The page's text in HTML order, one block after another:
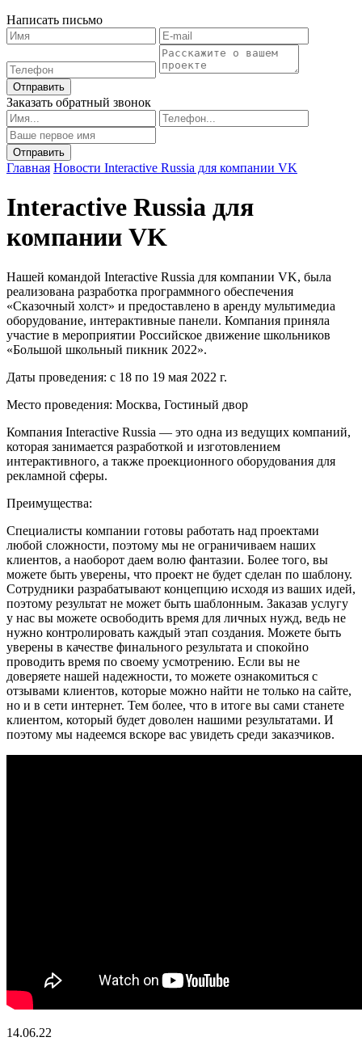
Написать письмо
Отправить
Заказать обратный звонок
Главная Новости Interactive Russia для компании VK
Interactive Russia для
компании VK
Нашей командой Interactive Russia для компании VK, была
реализована разработка программного обеспечения
«Сказочный холст» и предоставлено в аренду мультимедиа
оборудование, интерактивные панели. Компания приняла
участие в мероприятии Российское движение школьников
«Большой школьный пикник 2022».
Даты проведения: с 18 по 19 мая 2022 г.
Место проведения: Москва, Гостиный двор
Компания Interactive Russia — это одна из ведущих компаний,
которая занимается разработкой и изготовлением
интерактивного, а также проекционного оборудования для
рекламной сферы.
Преимущества:
Специалисты компании готовы работать над проектами
любой сложности, поэтому мы не ограничиваем наших
клиентов, а наоборот даем волю фантазии. Более того, вы
можете быть уверены, что проект не будет сделан по шаблону.
Сотрудники разрабатывают концепцию исходя из ваших идей,
поэтому результат не может быть шаблонным. Заказав услугу
у нас вы можете освободить время для личных нужд, ведь не
нужно контролировать каждый этап создания. Можете быть
уверены в качестве финального результата и спокойно
проводить время по своему усмотрению. Если вы не
доверяете нашей надежности, то можете ознакомиться с
отзывами клиентов, которые можно найти не только на сайте,
но и в сети интернет. Тем более, что в итоге вы сами станете
клиентом, который будет доволен нашими результатами. И
поэтому мы надеемся вскоре вас увидеть среди заказчиков.
14.06.22